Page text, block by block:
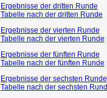
Ergebnisse der dritten Runde
Tabelle nach der dritten Runde
Ergebnisse der vierten Runde
Tabelle nach der vierten Runde
Ergebnisse der fünften Runde
Tabelle nach der fünften Runde
Ergebnisse der sechsten Runde
Tabelle nach der sechsten